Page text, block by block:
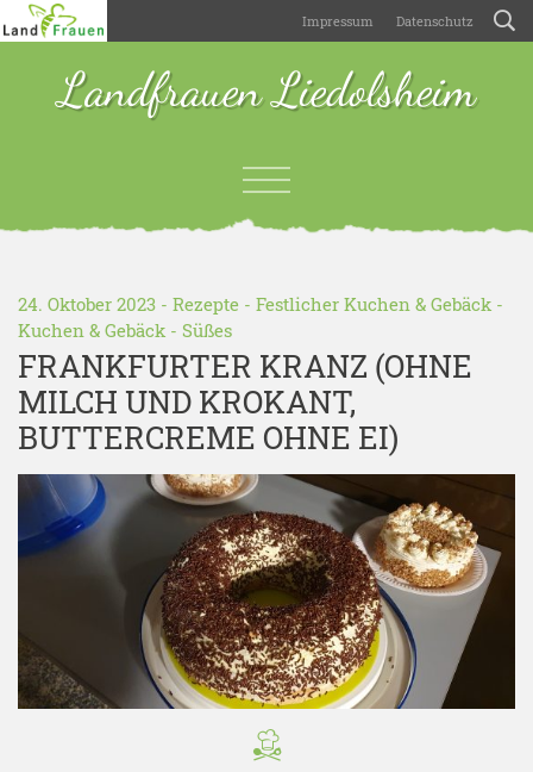
Impressum Datenschutz
Landfrauen Liedolsheim
24. Oktober 2023 - Rezepte - Festlicher Kuchen & Gebäck -
Kuchen & Gebäck - Süßes
FRANKFURTER KRANZ (OHNE
MILCH UND KROKANT,
BUTTERCREME OHNE EI)